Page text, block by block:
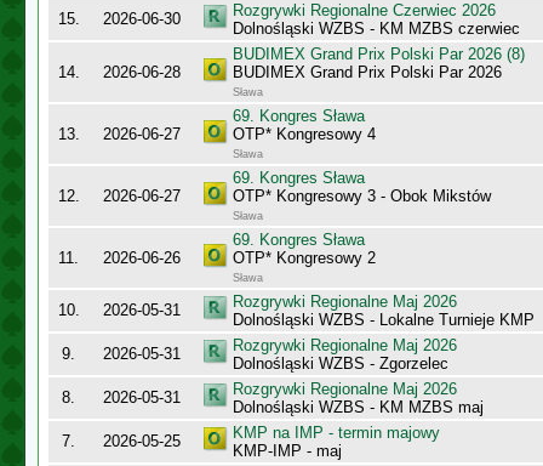
15.
2026-06-30
Rozgrywki Regionalne Czerwiec 2026
Dolnośląski WZBS - KM MZBS czerwiec
14. 2026-06-28
BUDIMEX Grand Prix Polski Par 2026 (8)
BUDIMEX Grand Prix Polski Par 2026
Sława
13. 2026-06-27
69. Kongres Sława
OTP* Kongresowy 4
Sława
12. 2026-06-27
69. Kongres Sława
OTP* Kongresowy 3 - Obok Mikstów
Sława
11. 2026-06-26
69. Kongres Sława
OTP* Kongresowy 2
Sława
10. 2026-05-31
Rozgrywki Regionalne Maj 2026
Dolnośląski WZBS - Lokalne Turnieje KMP
9.
2026-05-31
Rozgrywki Regionalne Maj 2026
Dolnośląski WZBS - Zgorzelec
8.
2026-05-31
Rozgrywki Regionalne Maj 2026
Dolnośląski WZBS - KM MZBS maj
7.
2026-05-25
KMP na IMP - termin majowy
KMP-IMP - maj